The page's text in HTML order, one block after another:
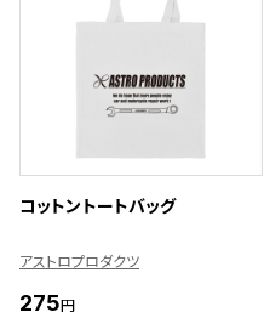
コットントートバッグ
アストロプロダクツ
275円